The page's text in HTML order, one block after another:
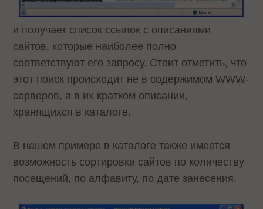
и получает список ссылок с описаниями
сайтов, которые наиболее полно
соответствуют его запросу. Стоит отметить, что
этот поиск происходит не в содержимом WWW-
серверов, а в их кратком описании,
хранящихся в каталоге.
В нашем примере в каталоге также имеется
возможность сортировки сайтов по количеству
посещений, по алфавиту, по дате занесения.